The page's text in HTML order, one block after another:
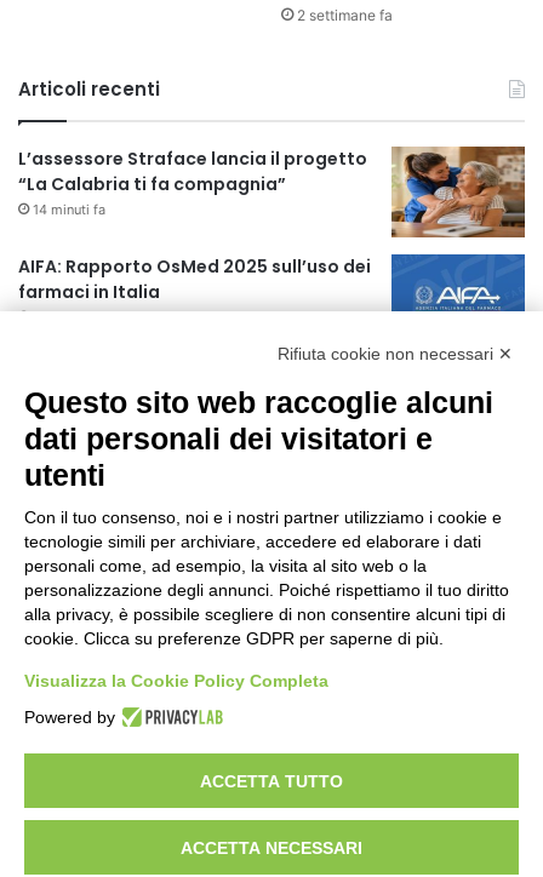
2 settimane fa
Articoli recenti
L’assessore Straface lancia il progetto
“La Calabria ti fa compagnia”
14 minuti fa
AIFA: Rapporto OsMed 2025 sull’uso dei
farmaci in Italia
investimenti hanno generato un
impatto di 5,8 miliardi in tre anni
23 ore fa
Emergenza Caldo: parte il piano
“Reggio fresca e solidale”
1 giorno fa
Caccia: approvato il calendario
venatorio 2026-2027
1 giorno fa
Un nuovo modello di IA stima il volume
dei ghiacciai del pianeta
1 giorno fa
Rifiuta cookie non necessari ✕
Questo sito web raccoglie alcuni
dati personali dei visitatori e
utenti
Con il tuo consenso, noi e i nostri partner utilizziamo i cookie e
tecnologie simili per archiviare, accedere ed elaborare i dati
personali come, ad esempio, la visita al sito web o la
personalizzazione degli annunci. Poiché rispettiamo il tuo diritto
alla privacy, è possibile scegliere di non consentire alcuni tipi di
cookie. Clicca su preferenze GDPR per saperne di più.
Visualizza la Cookie Policy Completa
Powered by
ACCETTA TUTTO
ACCETTA NECESSARI